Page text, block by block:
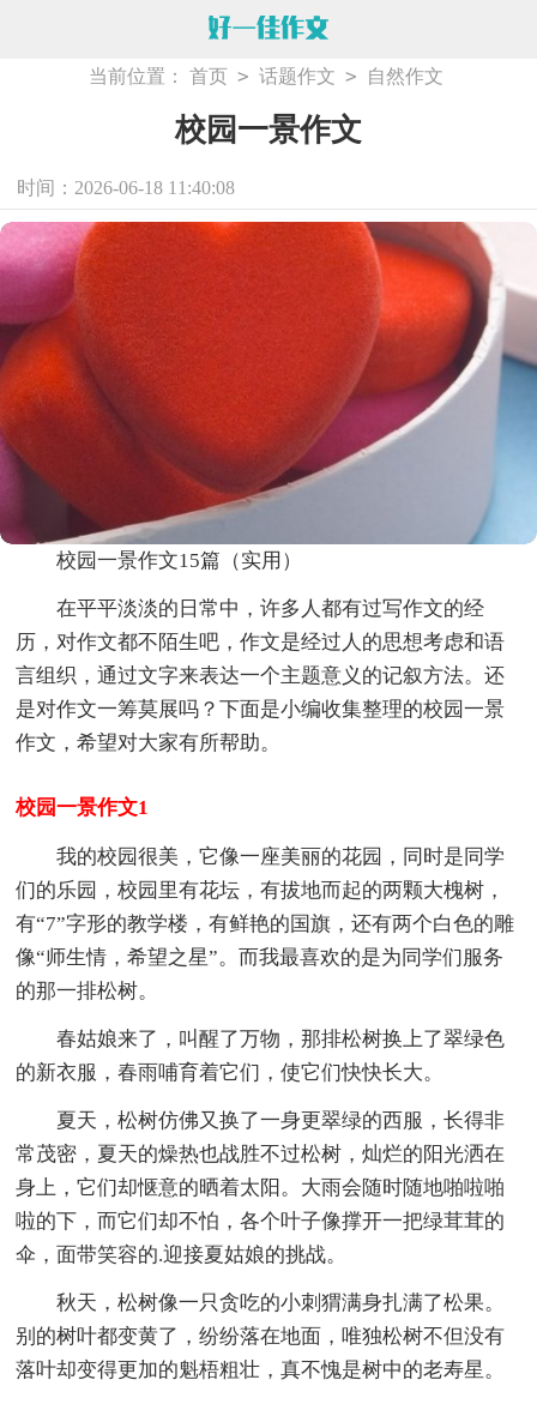
当前位置： 首页 > 话题作文 > 自然作文
校园一景作文
时间：2026-06-18 11:40:08
校园一景作文15篇（实用）
在平平淡淡的日常中，许多人都有过写作文的经
历，对作文都不陌生吧，作文是经过人的思想考虑和语
言组织，通过文字来表达一个主题意义的记叙方法。还
是对作文一筹莫展吗？下面是小编收集整理的校园一景
作文，希望对大家有所帮助。
校园一景作文1
我的校园很美，它像一座美丽的花园，同时是同学
们的乐园，校园里有花坛，有拔地而起的两颗大槐树，
有“7”字形的教学楼，有鲜艳的国旗，还有两个白色的雕
像“师生情，希望之星”。而我最喜欢的是为同学们服务
的那一排松树。
春姑娘来了，叫醒了万物，那排松树换上了翠绿色
的新衣服，春雨哺育着它们，使它们快快长大。
夏天，松树仿佛又换了一身更翠绿的西服，长得非
常茂密，夏天的燥热也战胜不过松树，灿烂的阳光洒在
身上，它们却惬意的晒着太阳。大雨会随时随地啪啦啪
啦的下，而它们却不怕，各个叶子像撑开一把绿茸茸的
伞，面带笑容的.迎接夏姑娘的挑战。
秋天，松树像一只贪吃的小刺猬满身扎满了松果。
别的树叶都变黄了，纷纷落在地面，唯独松树不但没有
落叶却变得更加的魁梧粗壮，真不愧是树中的老寿星。